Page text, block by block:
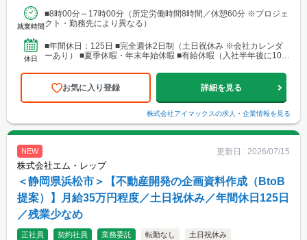
7-4（アーケード内） 宮城商事ビル4F ※宮城県エリアのほか、青
森・岩手・秋田・山形・福島などに現場あり ■北日本支店 札幌
10条西3丁目13 NKエルムビル1F └アクセス：地下鉄「北12条
駅」徒歩3分、JR「札幌駅」徒歩9分 ※札幌を中心とした道央圏の
ど）に現場あり。 ■関西支店 神戸営業所 兵庫県神戸市中央区
東町122-2 港都ビル8階 └アクセス：「三宮・花時計前駅」から徒
歩2分、「三宮駅」から徒歩8分 ※関西、近畿圏を中心としたエリ
アのほか、西日本（九州・四国・中国）にも現場あり。 ■関
西支店 大阪事務所 大阪府大阪市北区梅田1-1-3-500 大阪駅前第3ビ
ル5階10号 └アクセス：阪急電鉄「大阪梅田駅」、御堂筋線「梅田
駅」、JR「大阪駅」よりアクセス良好 ※関西、近畿圏を中心とし
就業時間
■8時00分～17時00分（所定労働時間8時間／休憩60分 ※プロジェ
クト・勤務先により異なる）
休日
■年間休日：125日 ■完全週休2日制（土日祝休み ※会社カレンダ
ーあり） ■夏季休暇・年末年始休暇 ■有給休暇（入社半年後に10日
お気に入り登録 詳細を見る
株式会社アイマックスの求人・企業情報を見る
NEW 更新日 : 2026/07/15
株式会社エム・レップ
＜静岡県浜松市＞【不動産開発の企画資料作成（BtoB
提案）】月給35万円程度／土日祝休み／年間休日125日
／残業少なめ
正社員 契約社員 業務委託 転勤なし 土日祝休み